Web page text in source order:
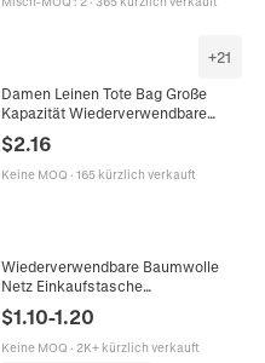
+21
Damen Leinen Tote Bag Große
Kapazität Wiederverwendbare
Shopping Schultertasche Süßer
Hund Tier Digitaldruck Lässig
$2.16
Keine MOQ · 165 kürzlich verkauft
Wiederverwendbare Baumwolle
Netz Einkaufstasche
Umweltfreundlich Obst Gemüse
Lagerung Lebensmittel Handheld
Schultertasche
$1.10-1.20
Keine MOQ · 2K+ kürzlich verkauft